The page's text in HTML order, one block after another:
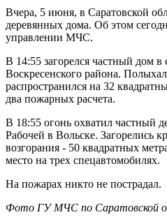
Вчера, 5 июня, в Саратовской
деревянных дома. Об этом
управлении МЧС.
В 14:55 загорелся частный дом в
Воскресенского района.
распространился на 32
два пожарных расчета.
В 18:55 огонь охватил частный
Рабочей в Вольске. Загорелись
возгорания - 50 квадратных
место на трех спецавтомобилях.
На пожарах никто не пострадал.
Фото ГУ МЧС по Саратовской